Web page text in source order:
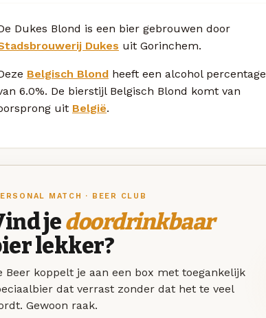
Dukes Blond is een bier gebrouwen door
Dukes uit Gorinchem.
Belgisch Blond heeft een alcohol percentage
6.0%. De bierstijl Belgisch Blond komt van
uit België.
MATCH · BEER CLUB
jedoordrinkbaar
lekker?
Beer koppelt je aan een box met toegankelijk
dat verrast zonder dat het te veel
Gewoon raak.